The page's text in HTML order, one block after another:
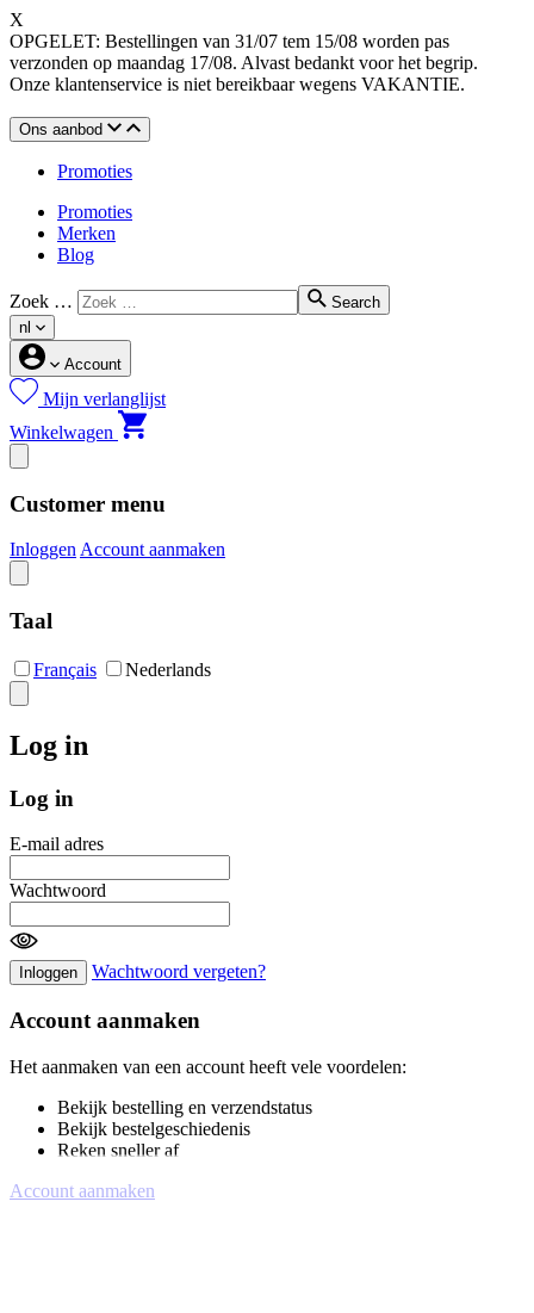
X
OPGELET: Bestellingen van 31/07 tem 15/08 worden pas
verzonden op maandag 17/08. Alvast bedankt voor het begrip.
Onze klantenservice is niet bereikbaar wegens VAKANTIE.
Ons aanbod
Promoties
Promoties
Merken
Blog
Zoek …
Search
nl
Account
Mijn verlanglijst
Winkelwagen
Customer menu
InloggenAccount aanmaken
Taal
Français Nederlands
Log in
Log in
E-mail adres
Wachtwoord
Inloggen Wachtwoord vergeten?
Account aanmaken
Het aanmaken van een account heeft vele voordelen:
Bekijk bestelling en verzendstatus
Bekijk bestelgeschiedenis
Reken sneller af
Account aanmaken